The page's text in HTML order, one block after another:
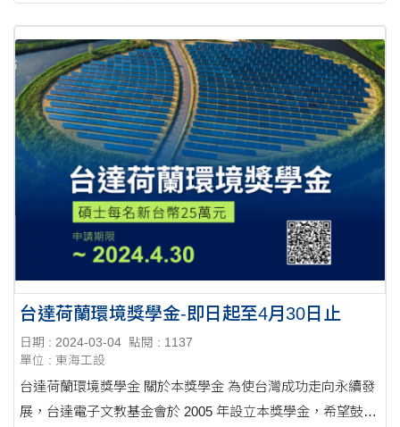
台達荷蘭環境獎學金-即日起至4月30日止
日期 : 2024-03-04 點閱 : 1137
單位 : 東海工設
台達荷蘭環境獎學金 關於本獎學金 為使台灣成功走向永續發
展，台達電子文教基金會於 2005 年設立本獎學金，希望鼓勵